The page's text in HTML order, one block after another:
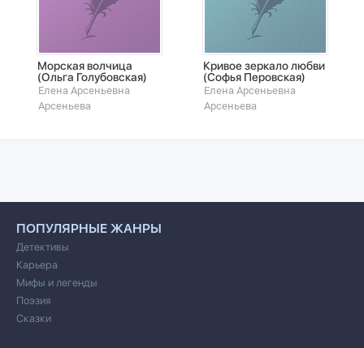
Морская волчица
(Ольга Голубовская)
Елена Арсеньевна
Арсеньева
Кривое зеркало любви
(Софья Перовская)
Елена Арсеньевна
Арсеньева
ПОПУЛЯРНЫЕ ЖАНРЫ
Детективы
Карьера
Мифы и легенды
Поэзия
Сказки